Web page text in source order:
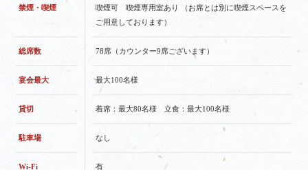
禁煙・喫煙
喫煙可 喫煙専用室あり （お席とは別に喫煙スペースを
ご用意しております）
総席数 78席（カウンター9席ございます）
宴会最大 最大100名様
貸切 着席：最大80名様 立食：最大100名様
駐車場 なし
Wi-Fi 有